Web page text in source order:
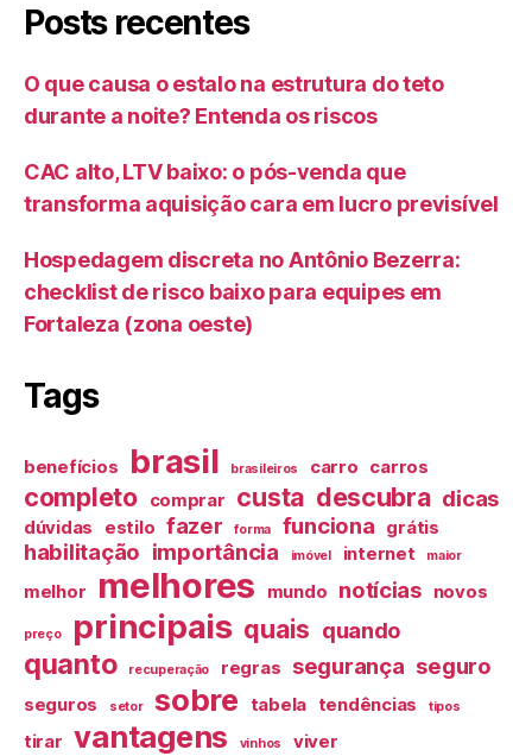
Posts recentes
O que causa o estalo na estrutura do teto
durante a noite? Entenda os riscos
CAC alto, LTV baixo: o pós-venda que
transforma aquisição cara em lucro previsível
Hospedagem discreta no Antônio Bezerra:
checklist de risco baixo para equipes em
Fortaleza (zona oeste)
Tags
benefícios brasil brasileiros carro carros
completo comprar custa descubra dicas
dúvidas estilo fazer forma funciona grátis
habilitação importância imóvel internet maior
melhor melhores mundo notícias novos
preço principais quais quando
quanto recuperação regras segurança seguro
seguros setor sobre tabela tendências tipos
tirar vantagens vinhos viver